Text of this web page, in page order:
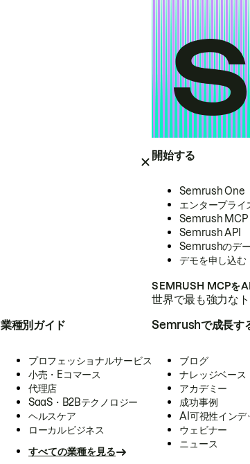
開始する
Semrush One
エンタープライ
Semrush MCP
Semrush API
Semrushのデ
デモを申し込む
SEMRUSH MCPを
世界で最も強力な
業種別ガイド
プロフェッショナルサービス
小売・Eコマース
代理店
SaaS・B2Bテクノロジー
ヘルスケア
ローカルビジネス
すべての業種を見る
Semrushで成長す
ブログ
ナレッジベース
アカデミー
成功事例
AI可視性インデ
ウェビナー
ニュース